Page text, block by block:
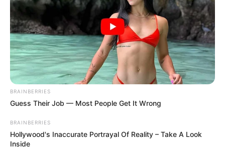
BRAINBERRIES
Guess Their Job — Most People Get It Wrong
BRAINBERRIES
Hollywood's Inaccurate Portrayal Of Reality – Take A Look
Inside